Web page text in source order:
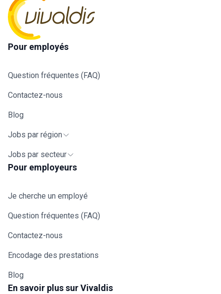
Pour employés
Question fréquentes (FAQ)
Contactez-nous
Blog
Jobs par région
Jobs par secteur
Pour employeurs
Je cherche un employé
Question fréquentes (FAQ)
Contactez-nous
Encodage des prestations
Blog
En savoir plus sur Vivaldis